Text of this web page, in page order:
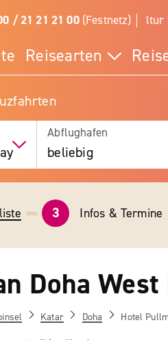
/ 21 21 21 00(Festnetz) ltur
Reisearten
Abflughafen
beliebig
3 Infos & Termine
Doha West
Katar Doha Hotel